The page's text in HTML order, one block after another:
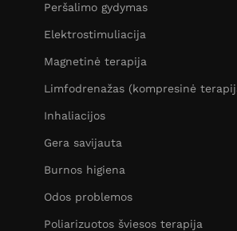
Peršalimo gydymas
Elektrostimuliacija
Magnetinė terapija
Limfodrenažas (kompresinė
Inhaliacijos
Gera savijauta
Burnos higiena
Odos problemos
Poliarizuotos šviesos terapija